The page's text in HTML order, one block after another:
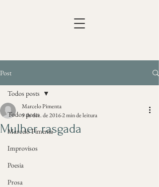
Post
Todos posts
Marcelo Pimenta
Improvisos
Poesia
Prosa
Todos posts
Mulher rasgada
Marcelo Pimenta
9 de dez. de 20162 min de leitura